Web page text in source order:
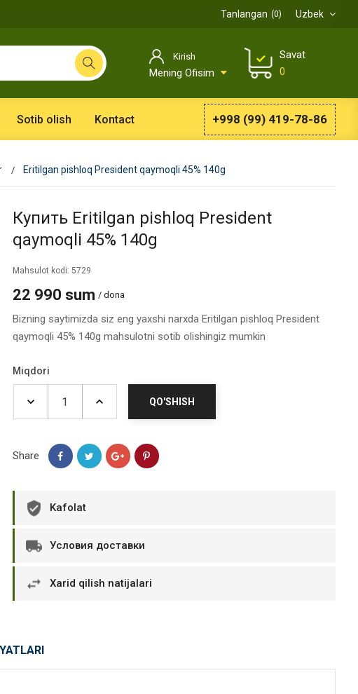
Uzbek
Tanlangan 0
Kirish
Mening Ofisim
Savat
0
Sotib olish Kontact +998 (99) 419-78-86
быстро. Покупал мясо
Eritilgan pishloq President qaymoqli 45% 140g
Купить Eritilgan pishloq President
qaymoqli 45% 140g
Mahsulot kodi: 5729
22 990 sum / dona
Bizning saytimizda siz eng yaxshi narxda Eritilgan pishloq President
qaymoqli 45% 140g mahsulotni sotib olishingiz mumkin
Miqdori
QO'SHISH
Share
Kafolat
Условия доставки
Xarid qilish natijalari